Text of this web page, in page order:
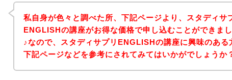
私自身が色々と調べた所、下記ページより、スタディサ
ENGLISHの講座がお得な価格で申し込むことができま
♪なので、スタディサプリENGLISHの講座に興味のある
下記ページなどを参考にされてみてはいかがでしょうか